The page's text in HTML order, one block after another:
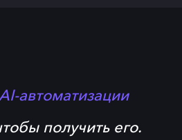
автоматизации
получить его.